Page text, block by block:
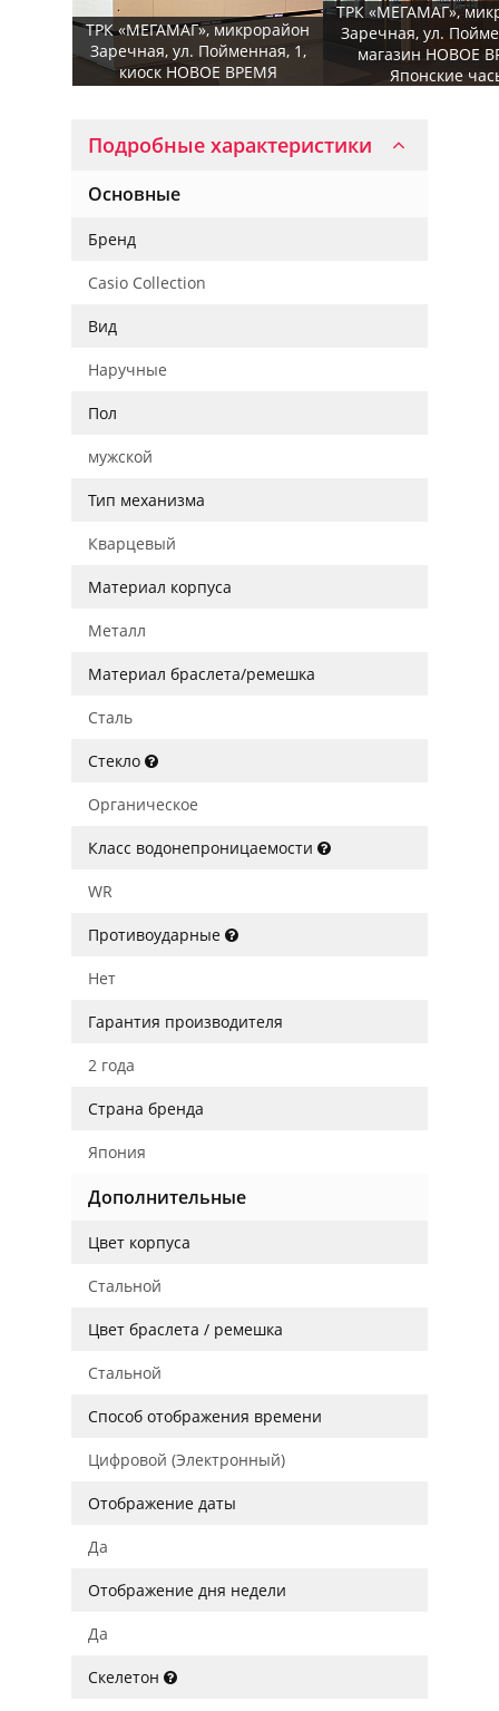
ТРК «МЕГАМАГ», микрорайон
Заречная, ул. Пойменная, 1,
киоск НОВОЕ ВРЕМЯ
ТРК «МЕГАМАГ»,
Заречная, ул.
магазин НОВОЕ
Японские
Подробные характеристики
Основные
Бренд
Casio Collection
Вид
Наручные
Пол
мужской
Тип механизма
Кварцевый
Материал корпуса
Металл
Материал браслета/ремешка
Сталь
Стекло
Органическое
Класс водонепроницаемости
WR
Противоударные
Нет
Гарантия производителя
2 года
Страна бренда
Япония
Дополнительные
Цвет корпуса
Стальной
Цвет браслета / ремешка
Стальной
Способ отображения времени
Цифровой (Электронный)
Отображение даты
Да
Отображение дня недели
Да
Скелетон